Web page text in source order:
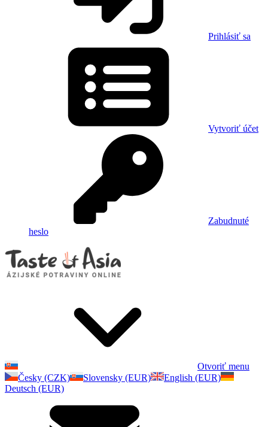
Prihlásiť sa
Vytvoriť účet
Zabudnuté
heslo
Otvoriť menu
Česky (CZK)
Slovensky (EUR)
English (EUR)
Deutsch (EUR)